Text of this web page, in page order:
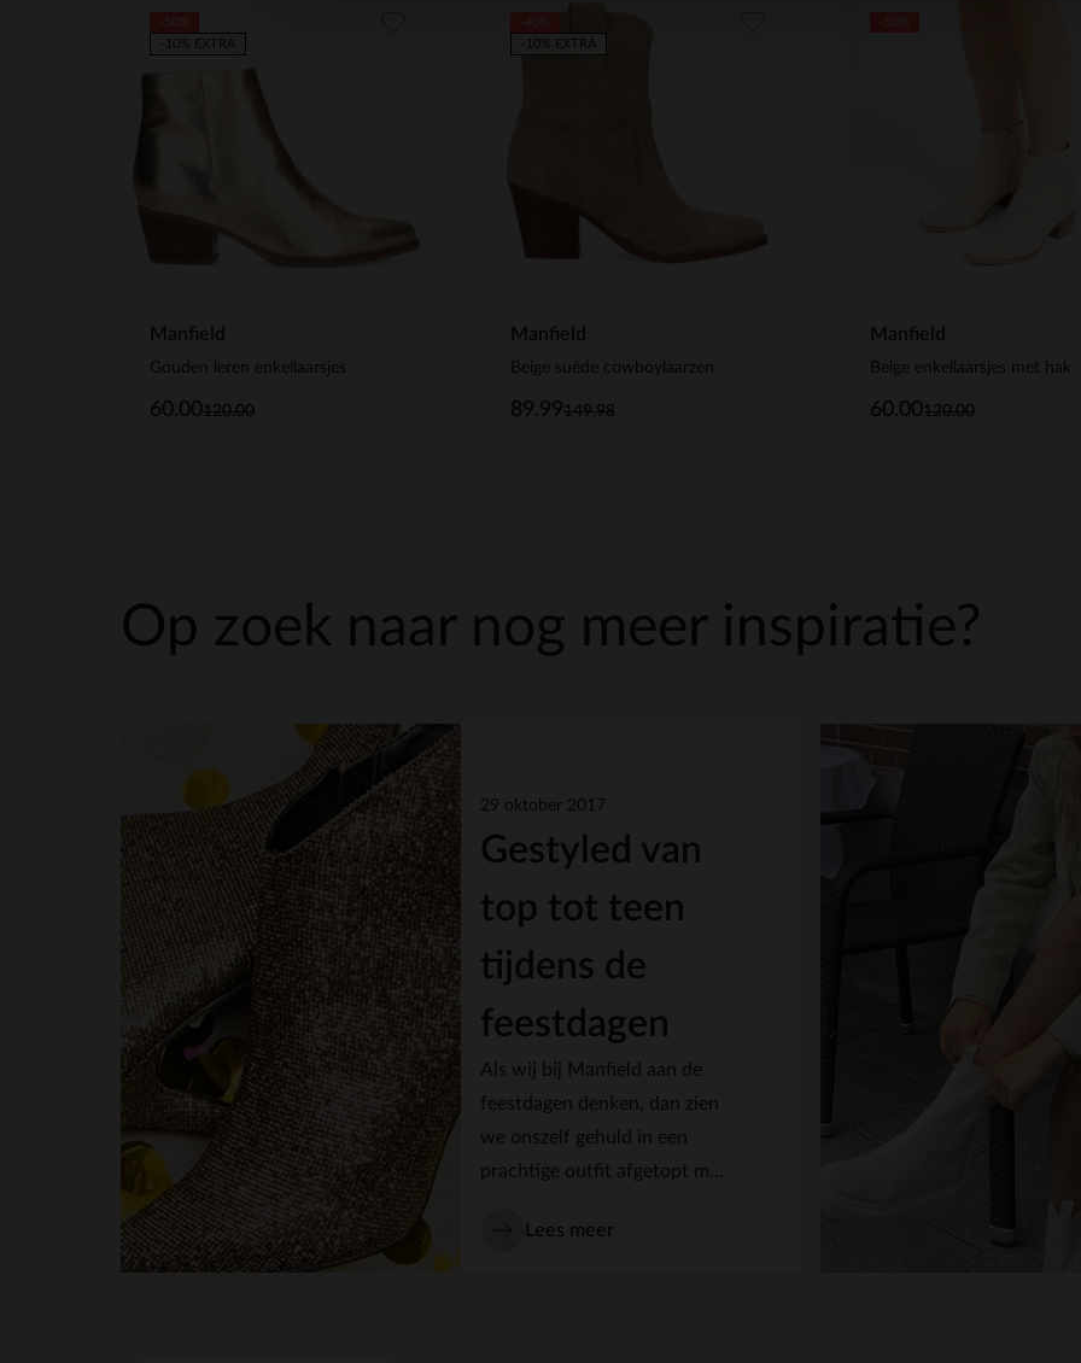
Manfield
Gouden leren enkellaarsjes
120.00
60.00
-10% EXTRA
Manfield
Beige suède cowboylaarzen
149.98
89.99
-10% EXTRA
Manfield
Beige enkellaarsjes met hak
120.00
60.00
Op zoek naar nog meer inspiratie?
29 oktober 2017
Gestyled van
top tot teen
tijdens de
feestdagen
Als wij bij Manfield aan de
feestdagen denken, dan zien
we onszelf gehuld in een
prachtige outfit afgetopt met
schoenen. Omringt door onze
Lees meer